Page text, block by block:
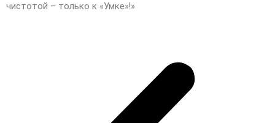
чистотой – только к «Умке»!»